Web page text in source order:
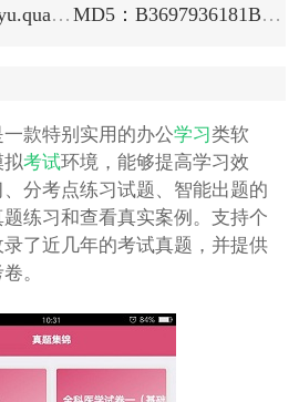
包名：com.aqijiaoyu.quankeyixuezhongyileizhongji
MD5：B3697936181B5E766C7E77FF7A5F973B
款特别实用的办公学习类软
拟考试环境，能够提高学习效
分考点练习试题、智能出题的
练习和查看真实案例。支持个
了近几年的考试真题，并提供
。